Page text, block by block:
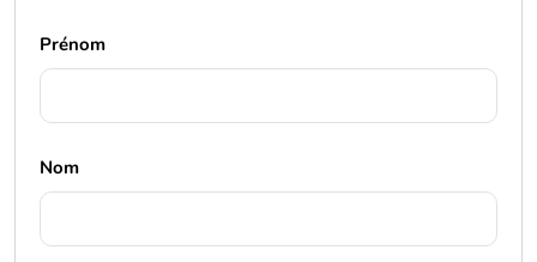
Prénom
Nom